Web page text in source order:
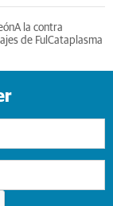
A la contra
de Ful Cataplasma